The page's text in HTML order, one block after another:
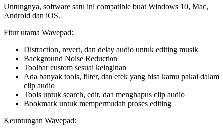
Untungnya, software satu ini compatible buat Windows 10, Mac,
Android dan iOS.
Fitur utama Wavepad:
Distraction, revert, dan delay audio untuk editing musik
Background Noise Reduction
Toolbar custom sesuai keinginan
Ada banyak tools, filter, dan efek yang bisa kamu pakai dalam
clip audio
Tools untuk search, edit, dan menghapus clip audio
Bookmark untuk mempermudah proses editing
Keuntungan Wavepad: